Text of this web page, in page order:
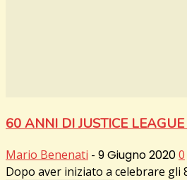
60 ANNI DI JUSTICE
Mario Benenati - 9 Giugno 20200
Dopo aver iniziato a celebrare gli